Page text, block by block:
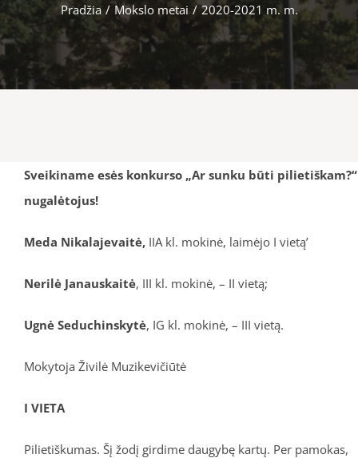
Pradžia / Mokslo metai / 2020-2021 m. m.
Sveikiname esės konkurso „Ar sunku būti pilietiškam?“
nugalėtojus!
Meda Nikalajevaitė, IIA kl. mokinė, laimėjo I vietą’
Nerilė Janauskaitė, III kl. mokinė, – II vietą;
Ugnė Seduchinskytė, IG kl. mokinė, – III vietą.
Mokytoja Živilė Muzikevičiūtė
I VIETA
Pilietiškumas. Šį žodį girdime daugybę kartų. Per pamokas,